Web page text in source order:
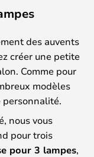
des auvents
créer une petite
Comme pour
modèles
personnalité.
nous vous
pour trois
pour 3 lampes,